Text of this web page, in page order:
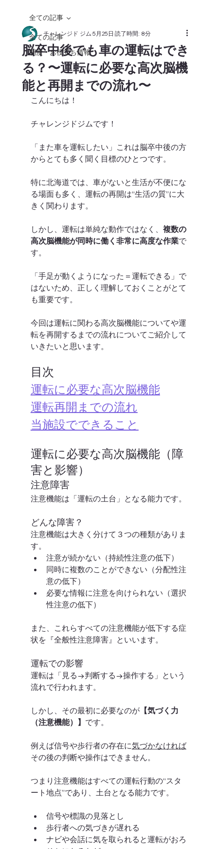
全ての記事
制度・お役立ち情報
全ての記事
脳卒中後でも車の運転はでき
る？〜運転に必要な高次脳機
能と再開までの流れ〜
チャレンジド ジム5月25日 読了時間: 8分
こんにちは！
チャレンジドジムです！
「また車を運転したい」これは脳卒中後の方
からとても多く聞く目標のひとつです。
特に北海道では、車がないと生活が不便にな
る場面も多く、運転の再開は“生活の質”に大
きく関わります。
しかし、運転は単純な動作ではなく、 複数の
高次脳機能が同時に働く非常に高度な作業で
す。
「手足が動くようになった＝運転できる」で
はないため、正しく理解しておくことがとて
も重要です。
今回は運転に関わる高次脳機能についてや運
転を再開するまでの流れについてご紹介して
いきたいと思います。
目次
運転に必要な高次脳機能
運転再開までの流れ
当施設でできること
運転に必要な高次脳機能（障
害と影響）
注意障害
注意機能は「運転の土台」となる能力です。
どんな障害？
注意機能は大きく分けて３つの種類がありま
す。
注意が続かない（持続性注意の低下）
同時に複数のことができない（分配性注
意の低下）
必要な情報に注意を向けられない（選択
性注意の低下）
また、これらすべての注意機能が低下する症
状を『全般性注意障害』といいます。
運転での影響
運転は「見る→判断する→操作する」という
流れで行われます。
しかし、その最初に必要なのが【気づく力
（注意機能）】 です。
例えば信号や歩行者の存在に気づかなければ
その後の判断や操作はできません。
つまり注意機能はすべての運転行動の“スタ
ート地点”であり、土台となる能力です。
信号や標識の見落とし
歩行者への気づきが遅れる
ナビや会話に気を取られると運転がおろ